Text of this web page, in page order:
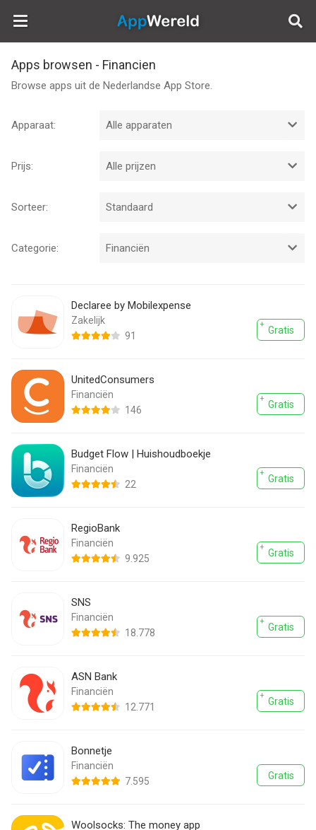
AppWereld
Apps browsen - Financien
Browse apps uit de Nederlandse App Store.
Apparaat:
Prijs:
Sorteer:
Categorie:
Declaree by Mobilexpense
91
Zakelijk
Gratis
UnitedConsumers
146
Financiën
Gratis
Budget Flow | Huishoudboekje
22
Financiën
Gratis
RegioBank
9.925
Financiën
Gratis
SNS
18.778
Financiën
Gratis
ASN Bank
12.771
Financiën
Gratis
Bonnetje
7.595
Financiën
Gratis
Woolsocks: The money app